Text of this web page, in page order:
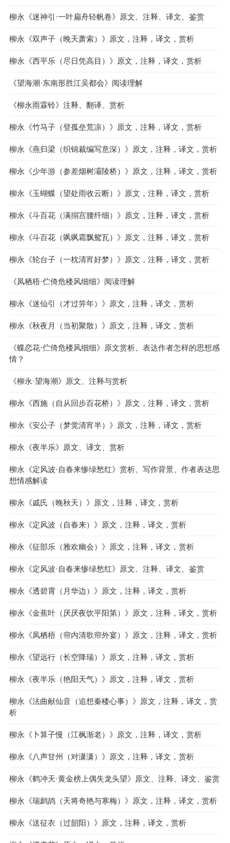
柳永《迷神引·一叶扁舟轻帆卷》原文、注释、译文、鉴赏
柳永《双声子（晚天萧索）》原文，注释，译文，赏析
柳永《西平乐（尽日凭高目）》原文，注释，译文，赏析
《望海潮·东南形胜江吴都会》阅读理解
《柳永雨霖铃》注释、翻译、赏析
柳永《竹马子（登孤垒荒凉）》原文，注释，译文，赏析
柳永《燕归梁（织锦裁编写意深）》原文，注释，译文，赏析
柳永《少年游（参差烟树灞陵桥）》原文，注释，译文，赏析
柳永《玉蝴蝶（望处雨收云断）》原文，注释，译文，赏析
柳永《斗百花（满搦宫腰纤细）》原文，注释，译文，赏析
柳永《斗百花（飒飒霜飘鸳瓦）》原文，注释，译文，赏析
柳永《轮台子（一枕清宵好梦）》原文，注释，译文，赏析
《凤栖梧·伫倚危楼风细细》阅读理解
柳永《迷仙引（才过笄年）》原文，注释，译文，赏析
柳永《秋夜月（当初聚散）》原文，注释，译文，赏析
《蝶恋花·伫倚危楼风细细》原文赏析、表达作者怎样的思想感
情？
《柳永·望海潮》原文、注释与赏析
柳永《西施（自从回步百花桥）》原文，注释，译文，赏析
柳永《安公子（梦觉清宵半）》原文，注释，译文，赏析
柳永《夜半乐》原文、译文、赏析
柳永《定风波·自春来惨绿愁红》赏析、写作背景、作者表达思
想情感解读
柳永《戚氏（晚秋天）》原文，注释，译文，赏析
柳永《定风波（自春来）》原文，注释，译文，赏析
柳永《征部乐（雅欢幽会）》原文，注释，译文，赏析
柳永《定风波·自春来惨绿愁红》原文、注释、译文、鉴赏
柳永《透碧霄（月华边）》原文，注释，译文，赏析
柳永《金蕉叶（厌厌夜饮平阳第）》原文，注释，译文，赏析
柳永《凤栖梧（帘内清歌帘外宴）》原文，注释，译文，赏析
柳永《望远行（长空降瑞）》原文，注释，译文，赏析
柳永《夜半乐（艳阳天气）》原文，注释，译文，赏析
柳永《法曲献仙音（追想秦楼心事）》原文，注释，译文，赏
析
柳永《卜算子慢（江枫渐老）》原文，注释，译文，赏析
柳永《八声甘州（对潇潇）》原文，注释，译文，赏析
柳永《鹤冲天·黄金榜上偶失龙头望》原文、注释、译文、鉴赏
柳永《瑞鹧鸪（天将奇艳与寒梅）》原文，注释，译文，赏析
柳永《送征衣（过韶阳）》原文，注释，译文，赏析